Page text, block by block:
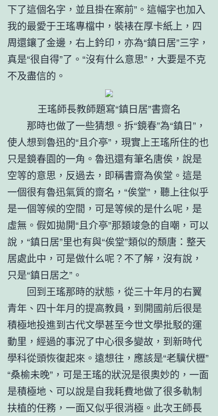
下了這個名字，並且掛在案前”。這幅字也加入
我的最愛于王瑤專檔中，裝裱在厚卡紙上，四
周還鑲了金邊，右上鈐印，亦為“鎮日居”三字，
真是“很自得”了。“沒有什么意思”，大要是不克
不及盡信的。
王瑤師長教師題寫“鎮日居”書齋名
那時也做了一些猜想。拆“鏡春”為“鎮日”，
使人想到魯迅的“且介亭”，現實上王瑤所住的也
只是鏡春園的一角。魯迅還有筆名唐俟，說是
空等的意思，反過去，即稱書齋為俟堂。這是
一個很有魯迅氣質的齋名，“俟堂”，聽上往似乎
是一個等候的空間，可是等候的是什么呢，是
虛無。假如拋開“且介亭”那類竣急的自嘲，可以
說，“鎮日居”里也有與“俟堂”類似的頹唐：整天
居處此中，可是做什么呢？不了解，沒有說，
只是“鎮日居之”。
回到王瑤那時的狀態，從三十年月的右翼
青年、四十年月的提高教員，到開國前后很是
積極地投進到古代文學甚至今世文學批駁的運
動里，經過的事況了中心很多變故，到新時代
學科從頭恢復起來。遠想往，應該是“老驥伏櫪”
“桑榆未晚”，可是王瑤的狀況是很奧妙的，一面
是積極地、可以說是自我耗費地做了很多軌制
扶植的任務，一面又似乎很消極。此次王師長